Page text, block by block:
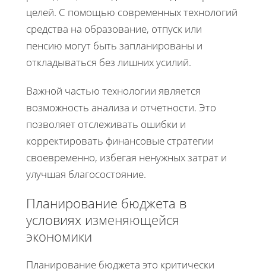
целей. С помощью современных технологий
средства на образование, отпуск или
пенсию могут быть запланированы и
откладываться без лишних усилий.
Важной частью технологии является
возможность анализа и отчетности. Это
позволяет отслеживать ошибки и
корректировать финансовые стратегии
своевременно, избегая ненужных затрат и
улучшая благосостояние.
Планирование бюджета в
условиях изменяющейся
экономики
Планирование бюджета это критически